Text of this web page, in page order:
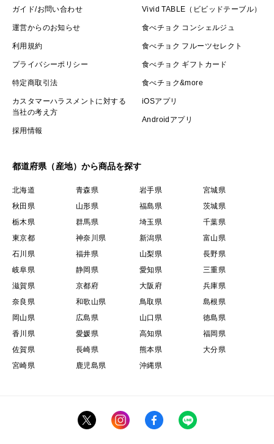
ガイド/お問い合わせ
運営からのお知らせ
利用規約
プライバシーポリシー
特定商取引法
カスタマーハラスメントに対する
当社の考え方
採用情報
Vivid TABLE（ビビッドテーブル）
食べチョク コンシェルジュ
食べチョク フルーツセレクト
食べチョク ギフトカード
食べチョク&more
iOSアプリ
Androidアプリ
都道府県（産地）から商品を探す
北海道 青森県 岩手県
宮城県
秋田県
山形県 福島県
茨城県
栃木県
群馬県 埼玉県
千葉県
東京都
神奈川県 新潟県
富山県
石川県
福井県 山梨県
長野県
岐阜県
静岡県 愛知県
三重県
滋賀県
京都府 大阪府
兵庫県
奈良県
和歌山県 鳥取県
島根県
岡山県
広島県 山口県
徳島県
香川県
愛媛県 高知県
福岡県
佐賀県
長崎県 熊本県
大分県
宮崎県
鹿児島県 沖縄県